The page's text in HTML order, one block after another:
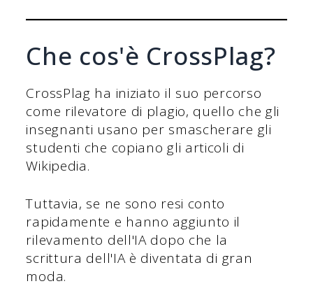
Che cos'è CrossPlag?
CrossPlag ha iniziato il suo percorso
come rilevatore di plagio, quello che gli
insegnanti usano per smascherare gli
studenti che copiano gli articoli di
Wikipedia.
Tuttavia, se ne sono resi conto
rapidamente e hanno aggiunto il
rilevamento dell'IA dopo che la
scrittura dell'IA è diventata di gran
moda.